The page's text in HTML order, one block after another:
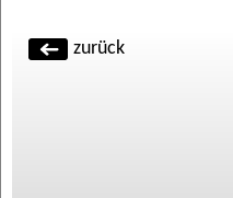
zurück